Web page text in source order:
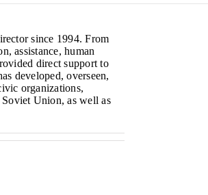
since 1994. From
assistance, human
direct support to
developed, overseen,
organizations,
Union, as well as